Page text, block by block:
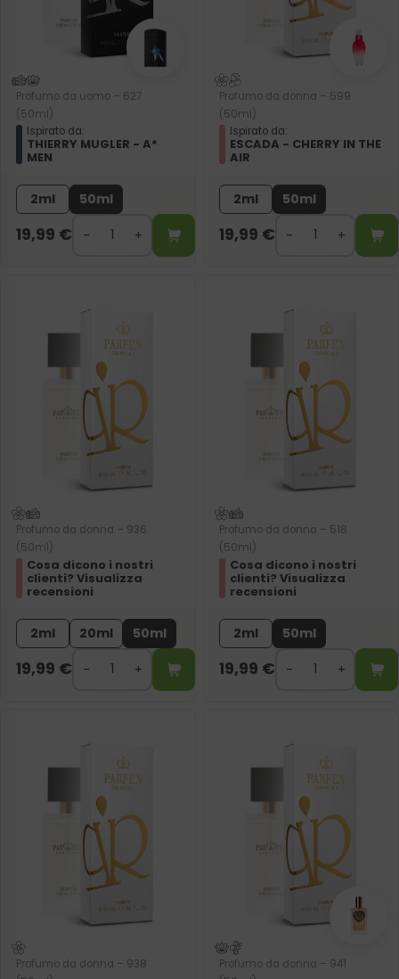
Profumo da uomo – 627
(50ml)
Ispirato da:
THIERRY MUGLER - A*
MEN
2ml 50ml
19,99 €
Profumo da donna – 599
(50ml)
Ispirato da:
ESCADA - CHERRY IN THE
AIR
2ml 50ml
19,99 €
Profumo da donna – 936
(50ml)
Cosa dicono i nostri
clienti? Visualizza
recensioni
2ml 20ml 50ml
19,99 €
Profumo da donna – 518
(50ml)
Cosa dicono i nostri
clienti? Visualizza
recensioni
2ml 50ml
19,99 €
Profumo da donna – 938
Profumo da donna – 941